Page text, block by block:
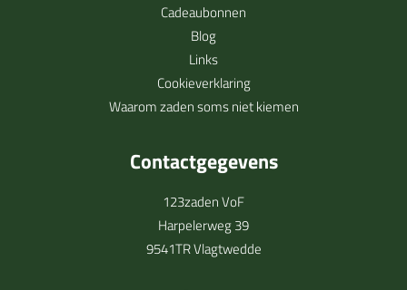
Cadeaubonnen
Blog
Links
Cookieverklaring
Waarom zaden soms niet kiemen
Contactgegevens
123zaden VoF
Harpelerweg 39
9541TR Vlagtwedde